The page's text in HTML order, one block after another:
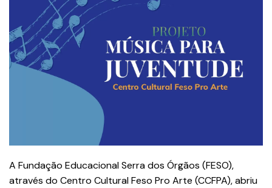
A Fundação Educacional Serra dos Órgãos (FESO),
através do Centro Cultural Feso Pro Arte (CCFPA), abriu